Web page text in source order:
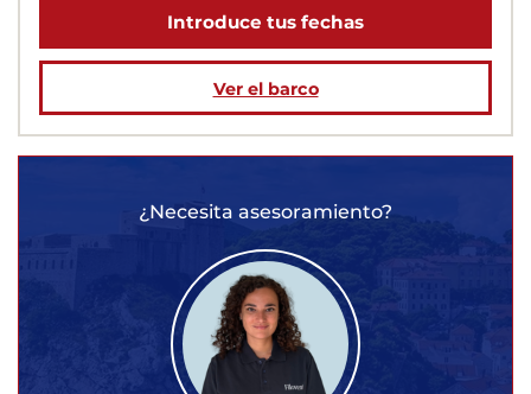
Introduce tus fechas
Ver el barco
¿Necesita asesoramiento?